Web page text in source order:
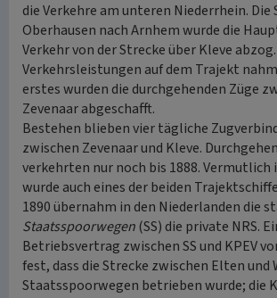
die Verkehre am unteren Niederrhein. Die
Oberhausen nach Arnhem wurde die
Verkehr von der Strecke über Kleve
Verkehrsleistungen auf dem Trajekt
erstes wurden die durchgehenden Züge
Zevenaar abgeschafft.
Bestehen blieben vier tägliche
zwischen Zevenaar und Kleve.
verkehrten nur noch bis 1888. Vermutlich
wurde auch eines der beiden
1890 übernahm in den Niederlanden die
Staatsspoorwegen(SS) die private NRS.
Betriebsvertrag zwischen SS und KPEV
fest, dass die Strecke zwischen Elten und
Staatsspoorwegen betrieben wurde; die